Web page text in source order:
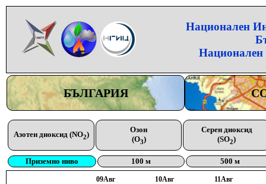
Национален
Национален
БЪЛГАРИЯ
Азотен диоксид (NO2)
Озон
(O3)
Серен диоксид
(SO2)
Приземно ниво 100 м 500 м
09Aвг 10Aвг 11Aвг